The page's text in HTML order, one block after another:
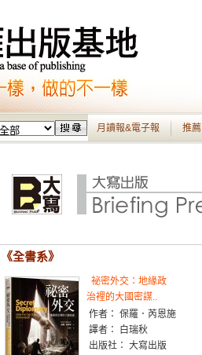
月讀報&電子報 推
《全書系》
祕密外交：地緣政
治裡的大國密謀..
作者： 保羅．芮恩施
譯者： 白瑞秋
出版社： 大寫出版